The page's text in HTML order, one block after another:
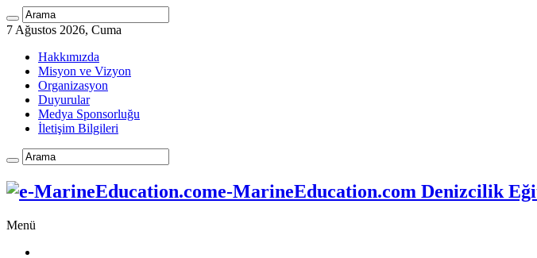
7 Ağustos 2026, Cuma
Hakkımızda
Misyon ve Vizyon
Organizasyon
Duyurular
Medya Sponsorluğu
İletişim Bilgileri
e-MarineEducation.com Denizcilik
Menü